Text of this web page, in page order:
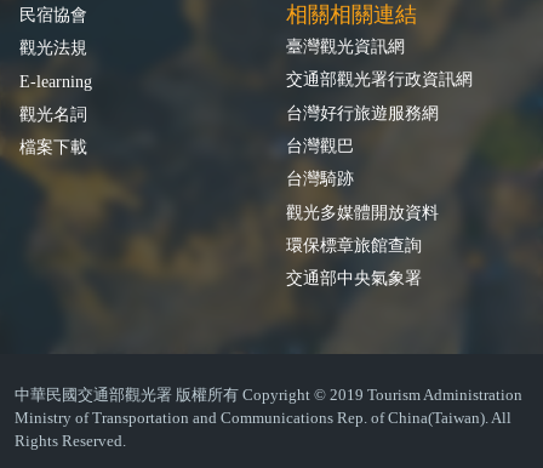
民宿協會
觀光法規
E-learning
觀光名詞
檔案下載
相關相關連結
臺灣觀光資訊網
交通部觀光署行政資訊網
台灣好行旅遊服務網
台灣觀巴
台灣騎跡
觀光多媒體開放資料
環保標章旅館查詢
交通部中央氣象署
中華民國交通部觀光署 版權所有 Copyright © 2019 Tourism Administration
Ministry of Transportation and Communications Rep. of China(Taiwan). All
Rights Reserved.